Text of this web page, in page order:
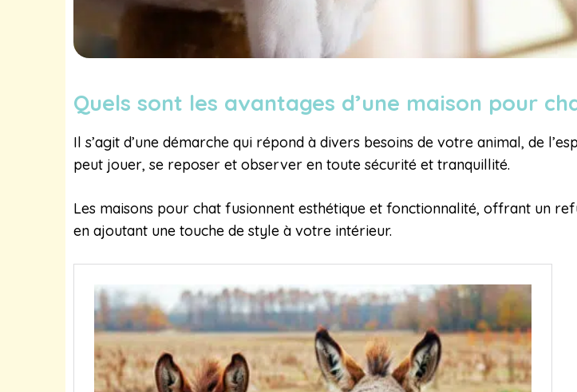
Quels sont les avantages d’une maison pour
Il s’agit d’une démarche qui répond à divers besoins de votre animal, de
peut jouer, se reposer et observer en toute sécurité et tranquillité.
Les maisons pour chat fusionnent esthétique et fonctionnalité, offrant un
en ajoutant une touche de style à votre intérieur.